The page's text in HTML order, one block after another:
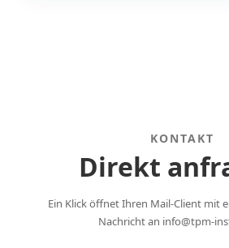
KONTAKT
Direkt
Ein Klick öffnet Ihren Mail-Client mit
Nachricht an info@tpm-